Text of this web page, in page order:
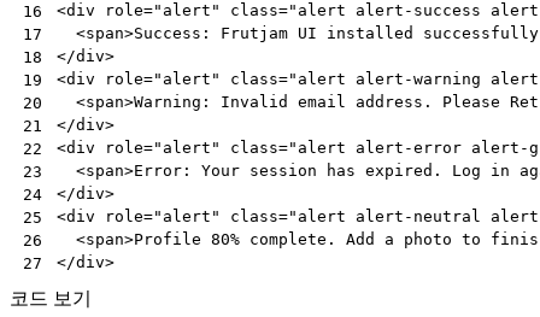
16
17
18
19
20
21
22
23
24
25
26
27
<div role="alert" class="alert alert-success
<span>Success: Frutjam UI installed
</div>
<div role="alert" class="alert alert-warning
<span>Warning: Invalid email address. Please
</div>
<div role="alert" class="alert alert-error alert-
<span>Error: Your session has expired. Log in
</div>
<div role="alert" class="alert alert-neutral
<span>Profile 80% complete. Add a photo to
</div>
코드 보기